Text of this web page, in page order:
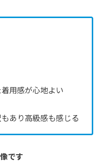
用感が心地よい
あり高級感も感じる
です